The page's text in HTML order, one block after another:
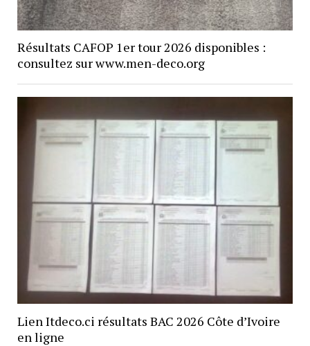
Résultats CAFOP 1er tour 2026 disponibles :
consultez sur www.men-deco.org
Lien Itdeco.ci résultats BAC 2026 Côte d’Ivoire
en ligne